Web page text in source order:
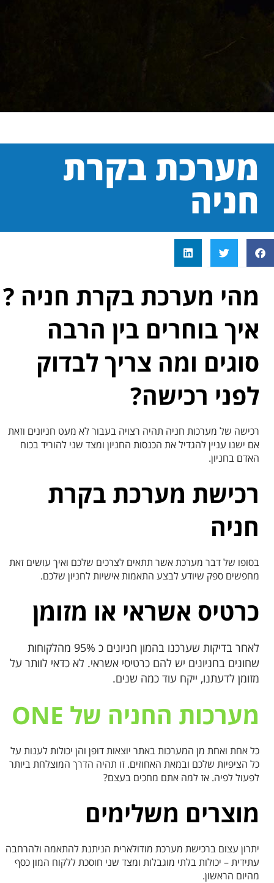
מערכת בקרת
חניה
מהי מערכת בקרת חניה ?
איך בוחרים בין הרבה
סוגים ומה צריך לבדוק
לפני רכישה?
רכישה של מערכות חניה תהיה רצויה בעבור לא מעט חניונים וזאת
אם ישנו עניין להגדיל את הכנסות החניון ומצד שני להוריד בכוח
האדם בחניון.
רכישת מערכת בקרת
חניה
בסופו של דבר מערכת אשר תתאים לצרכים שלכם ואיך עושים זאת
מחפשים ספק שיודע לבצע התאמות אישיות לחניון שלכם.
כרטיס אשראי או מזומן
לאחר בדיקות שערכנו בהמון חניונים כ 95% מהלקוחות
שחונים בחניונים יש להם כרטיסי אשראי. לא כדאי לוותר על
מזומן לדעתנו, ייקח עוד כמה שנים.
מערכות החניה של ONE
כל אחת ואחת מן המערכות באתר יוצאות דופן והן יכולות לענות על
כל הציפיות שלכם ובמאת האחוזים. זו תהיה הדרך המוצלחת ביותר
לפעול לפיה. אז למה אתם מחכים בעצם?
מוצרים משלימים
יתרון עצום ברכישת מערכת מודולארית הניתנת להתאמה ולהרחבה
עתידית – יכולות בלתי מוגבלות ומצד שני חוסכת ללקוח המון כסף
מהיום הראשון.